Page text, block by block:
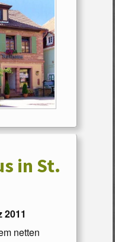
in St.
2011
netten